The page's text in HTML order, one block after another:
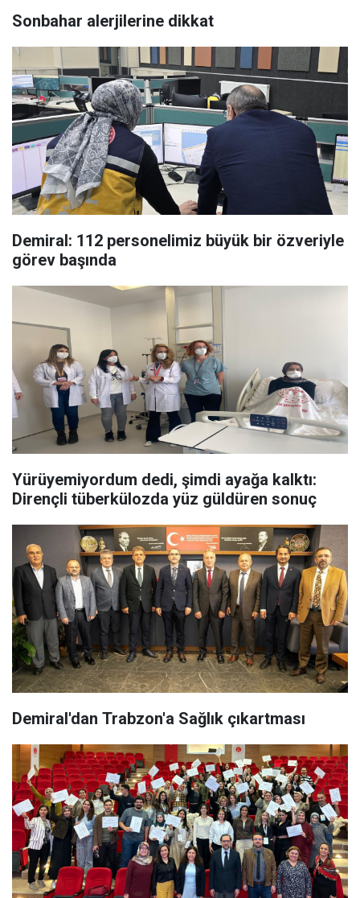
Sonbahar alerjilerine dikkat
Demiral: 112 personelimiz büyük bir özveriyle
görev başında
Yürüyemiyordum dedi, şimdi ayağa kalktı:
Dirençli tüberkülozda yüz güldüren sonuç
Demiral'dan Trabzon'a Sağlık çıkartması